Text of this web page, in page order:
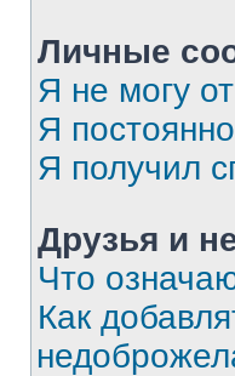
Личные
Я не могу
Я
Я получил
Друзья и
Что
Как